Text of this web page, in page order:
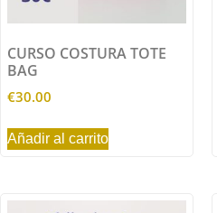
CURSO COSTURA TOTE
BAG
€30.00
Añadir al carrito